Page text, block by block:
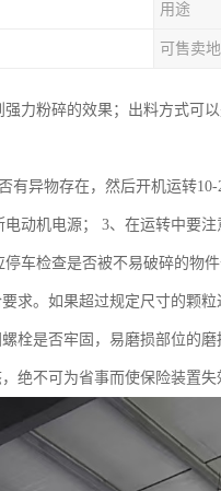
用途
可售卖地
力粉碎的效果；出料方式可
有异物存在，然后开机运转
动机电源； 3、在运转中要
车检查是否被不易破碎的物
求。如果超过规定尺寸的颗
栓是否牢固，易磨损部位的
绝不可为省事而使保险装置失